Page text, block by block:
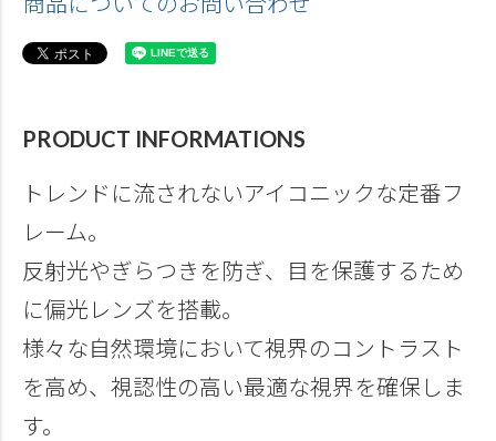
PRODUCT INFORMATIONS
トレンドに流されないアイコニックな定番フ
レーム。
反射光やぎらつきを防ぎ、目を保護するため
に偏光レンズを搭載。
様々な自然環境において視界のコントラスト
を高め、視認性の高い最適な視界を確保しま
す。